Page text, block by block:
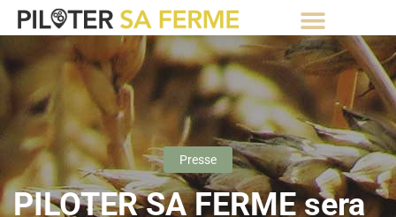
Presse
PILOTER SA FERME sera